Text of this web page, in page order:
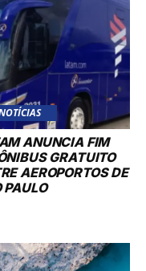
ANUNCIA FIM
GRATUITO
AEROPORTOS DE
PAULO